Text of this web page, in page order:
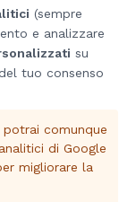
(sempre
e analizzare
su
tuo consenso
comunque
di Google
migliorare la